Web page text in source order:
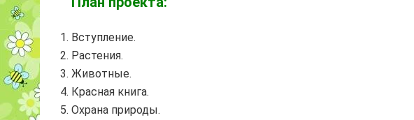
Вступление.
Растения.
Животные.
Красная книга.
Охрана природы.